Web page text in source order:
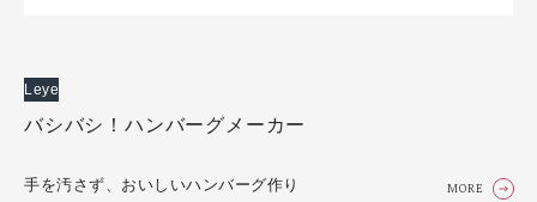
Leye
バシバシ！ハンバーグメーカー
手を汚さず、おいしいハンバーグ作り MORE